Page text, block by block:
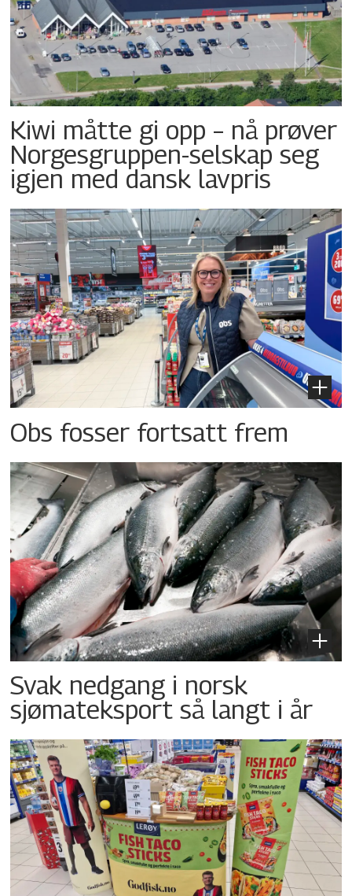
Kiwi måtte gi opp – nå prøver
Norgesgruppen-selskap seg
igjen med dansk lavpris
Obs fosser fortsatt frem
Svak nedgang i norsk
sjømateksport så langt i år